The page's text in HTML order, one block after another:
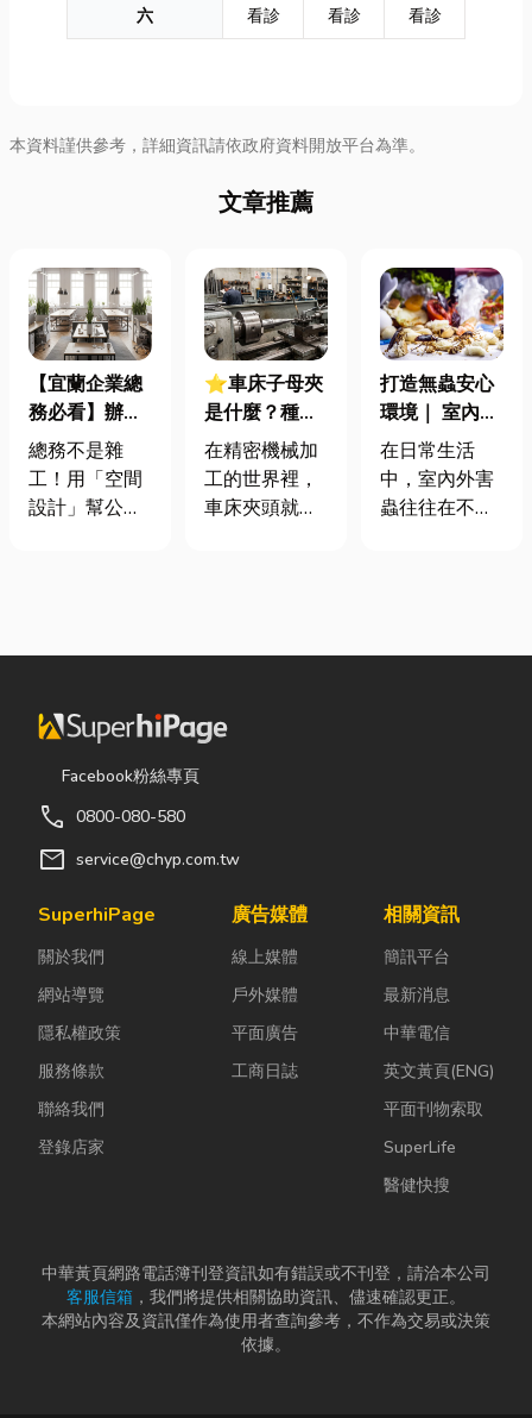
六
看診 看診 看診
本資料謹供參考，詳細資訊請依政府資料開放平台為準。
文章推薦
【宜蘭企業總
務必看】辦公
室如何打造高
效能職場？從
辦公桌椅、系
總務不是雜
工！用「空間
設計」幫公司
公室時，常覺
缺東西時「壞
什麼補什麼」
就好，但這種
花了大錢，卻
換來員工抱怨
辦公室空間設
司賺錢的戰
略！真正厲
害...
⭐車床子母夾
是什麼？種
類、規格挑選
與台灣採購推
薦完整指南
在精密機械加
工的世界裡，
車床夾頭就像
的工件。然
異形材或精密
大量時間拆裝
這時，車床子
雙手能快速更
換「專屬工
具」的...
打造無蟲安心
環境｜ 室內外
害蟲防治全攻
略
在日常生活
中，室內外害
蟲往往在不知
渣或積水，容
吸引白蟻、蛾
藏匿，不僅影
響環境整潔，
更可能...
Facebook粉絲專頁
call 0800-080-580
mail service@chyp.com.tw
SuperhiPage
關於我們
網站導覽
隱私權政策
服務條款
聯絡我們
登錄店家
廣告媒體
線上媒體
戶外媒體
平面廣告
工商日誌
相關資訊
簡訊平台
最新消息
中華電信
英文黃頁(ENG)
平面刊物索取
SuperLife
醫健快搜
中華黃頁網路電話簿刊登資訊如有錯誤或不刊登，請洽本公司
客服信箱 ，我們將提供相關協助資訊、儘速確認更正。
本網站內容及資訊僅作為使用者查詢參考，不作為交易或決策
依據。